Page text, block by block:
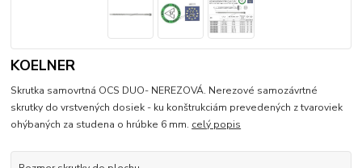
KOELNER
Skrutka samovrtná OCS DUO- NEREZOVÁ. Nerezové samozávrtné
skrutky do vrstvených dosiek - ku konštrukciám prevedených z tvaroviek
ohýbaných za studena o hrúbke 6 mm. celý popis